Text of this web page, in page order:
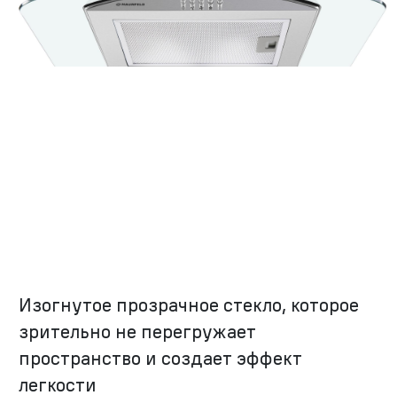
Изогнутое прозрачное стекло, которое
зрительно не перегружает
пространство и создает эффект
легкости